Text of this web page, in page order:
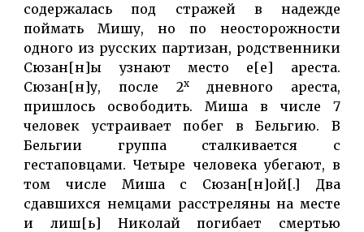
содержалась под стражей в надежде
поймать Мишу, но по неосторожности
одного из русских партизан, родственники
Сюзан[н]ы узнают место е[е] ареста.
Сюзан[н]у, после 2хдневного ареста,
пришлось освободить. Миша в числе 7
человек устраивает побег в Бельгию. В
Бельгии группа сталкивается с
гестаповцами. Четыре человека убегают, в
том числе Миша с Сюзан[н]ой[.] Два
сдавшихся немцами расстреляны на месте
и лиш[ь] Николай погибает смертью